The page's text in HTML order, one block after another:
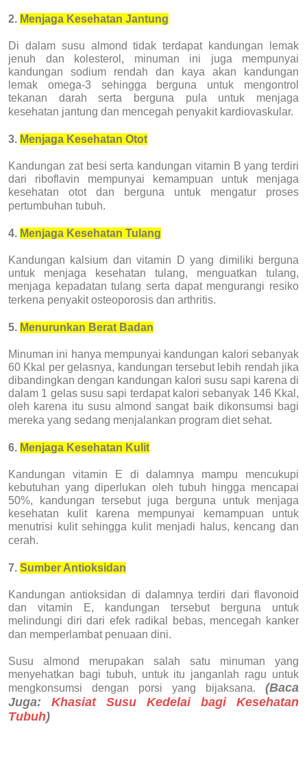
2. Menjaga Kesehatan Jantung
Di dalam susu almond tidak terdapat kandungan lemak
jenuh dan kolesterol, minuman ini juga mempunyai
kandungan sodium rendah dan kaya akan kandungan
lemak omega-3 sehingga berguna untuk mengontrol
tekanan darah serta berguna pula untuk menjaga
kesehatan jantung dan mencegah penyakit kardiovaskular.
3. Menjaga Kesehatan Otot
Kandungan zat besi serta kandungan vitamin B yang terdiri
dari riboflavin mempunyai kemampuan untuk menjaga
kesehatan otot dan berguna untuk mengatur proses
pertumbuhan tubuh.
4. Menjaga Kesehatan Tulang
Kandungan kalsium dan vitamin D yang dimiliki berguna
untuk menjaga kesehatan tulang, menguatkan tulang,
menjaga kepadatan tulang serta dapat mengurangi resiko
terkena penyakit osteoporosis dan arthritis.
5. Menurunkan Berat Badan
Minuman ini hanya mempunyai kandungan kalori sebanyak
60 Kkal per gelasnya, kandungan tersebut lebih rendah jika
dibandingkan dengan kandungan kalori susu sapi karena di
dalam 1 gelas susu sapi terdapat kalori sebanyak 146 Kkal,
oleh karena itu susu almond sangat baik dikonsumsi bagi
mereka yang sedang menjalankan program diet sehat.
6. Menjaga Kesehatan Kulit
Kandungan vitamin E di dalamnya mampu mencukupi
kebutuhan yang diperlukan oleh tubuh hingga mencapai
50%, kandungan tersebut juga berguna untuk menjaga
kesehatan kulit karena mempunyai kemampuan untuk
menutrisi kulit sehingga kulit menjadi halus, kencang dan
cerah.
7. Sumber Antioksidan
Kandungan antioksidan di dalamnya terdiri dari flavonoid
dan vitamin E, kandungan tersebut berguna untuk
melindungi diri dari efek radikal bebas, mencegah kanker
dan memperlambat penuaan dini.
Susu almond merupakan salah satu minuman yang
menyehatkan bagi tubuh, untuk itu janganlah ragu untuk
mengkonsumsi dengan porsi yang bijaksana. (Baca
Juga: Khasiat Susu Kedelai bagi Kesehatan
Tubuh)